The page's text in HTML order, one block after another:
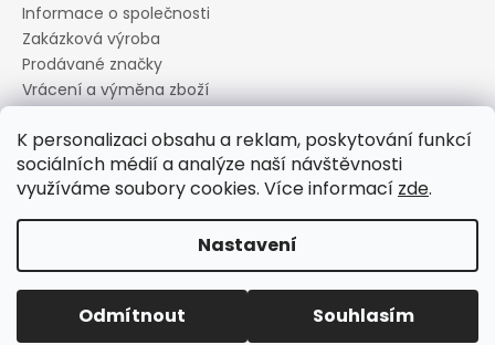
K personalizaci obsahu a reklam, poskytování funkcí
sociálních médií a analýze naší návštěvnosti
využíváme soubory cookies. Více informací zde.
Nastavení
Odmítnout Souhlasím
Informace o společnosti
Zakázková výroba
Prodávané značky
Vrácení a výměna zboží
Informace o souborech cookies
Reklamační řád
Obchodní podmínky
Copyright 2026Canard s.r.o.. Všechna práva vyhrazena.
Upravit nastavení cookies